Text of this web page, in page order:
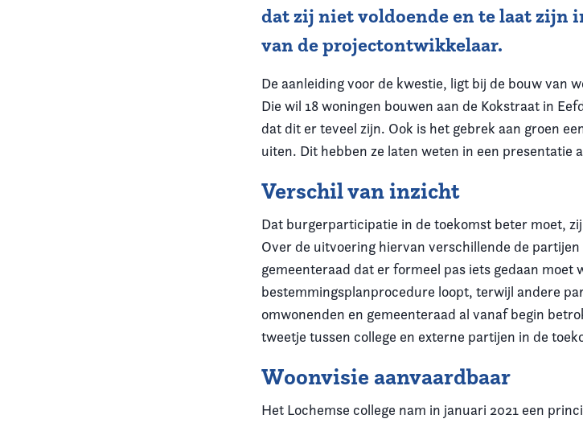
dat zij niet voldoende en te laat zijn
van de projectontwikkelaar.
De aanleiding voor de kwestie, ligt bij de bouw van
Die wil 18 woningen bouwen aan de Kokstraat in
dat dit er teveel zijn. Ook is het gebrek aan groen
uiten. Dit hebben ze laten weten in een presentatie
Verschil van inzicht
Dat burgerparticipatie in de toekomst beter moet,
Over de uitvoering hiervan verschillende de
gemeenteraad dat er formeel pas iets gedaan moet
bestemmingsplanprocedure loopt, terwijl andere
omwonenden en gemeenteraad al vanaf begin
tweetje tussen college en externe partijen in de
Woonvisie aanvaardbaar
Het Lochemse college nam in januari 2021 een